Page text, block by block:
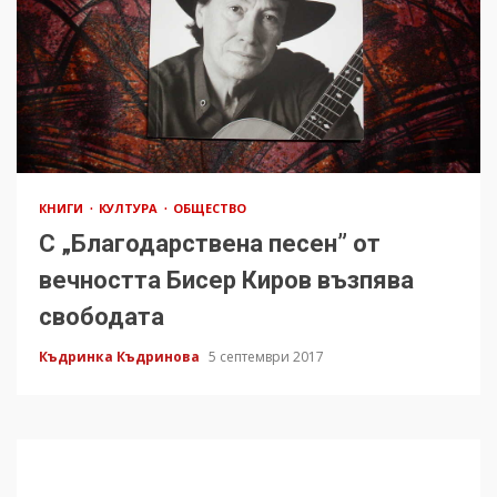
КНИГИ КУЛТУРА ОБЩЕСТВО
С „Благодарствена песен” от
вечността Бисер Киров възпява
свободата
Къдринка Къдринова 5 септември 2017